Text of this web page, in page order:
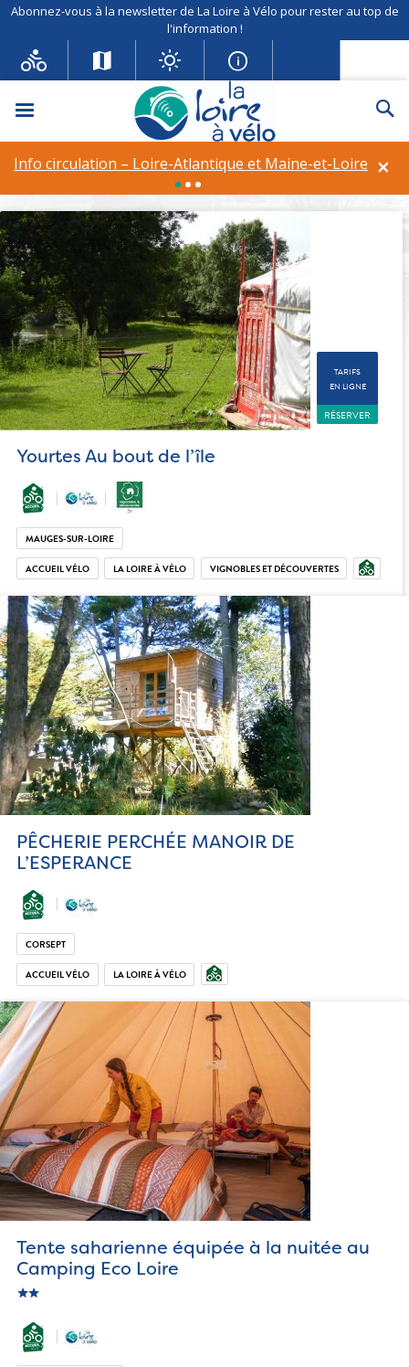
Abonnez-vous à la newsletter de La Loire à Vélo pour rester au top de
l'information !
Menu
×
Info circulation – Loire-Atlantique et Maine-et-Loire
Yourtes Au bout de l’île
Equipements et services :WiFi
TARIFS
EN LIGNE
RÉSERVER
Yourtes Au bout de l’île
MAUGES-SUR-LOIRE
ACCUEIL VÉLO LA LOIRE À VÉLO VIGNOBLES ET DÉCOUVERTES
PÊCHERIE PERCHÉE MANOIR DE
L’ESPERANCE
CORSEPT
ACCUEIL VÉLO LA LOIRE À VÉLO
Tente saharienne équipée à la nuitée au
Camping Eco Loire